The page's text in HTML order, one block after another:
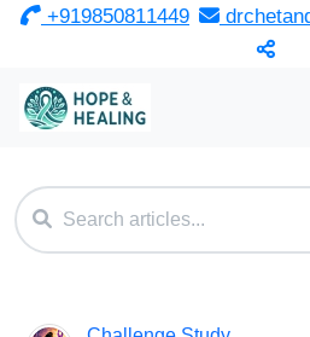
‎ +919850811449